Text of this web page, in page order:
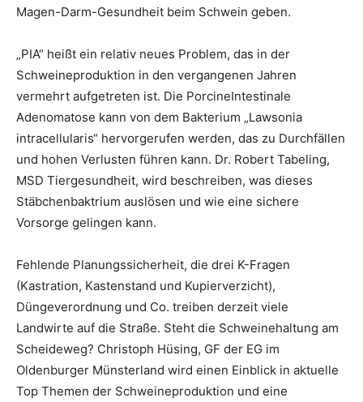
Magen-Darm-Gesundheit beim Schwein geben.
„PIA“ heißt ein relativ neues Problem, das in der
Schweineproduktion in den vergangenen Jahren
vermehrt aufgetreten ist. Die PorcineIntestinale
Adenomatose kann von dem Bakterium „Lawsonia
intracellularis“ hervorgerufen werden, das zu Durchfällen
und hohen Verlusten führen kann. Dr. Robert Tabeling,
MSD Tiergesundheit, wird beschreiben, was dieses
Stäbchenbaktrium auslösen und wie eine sichere
Vorsorge gelingen kann.
Fehlende Planungssicherheit, die drei K-Fragen
(Kastration, Kastenstand und Kupierverzicht),
Düngeverordnung und Co. treiben derzeit viele
Landwirte auf die Straße. Steht die Schweinehaltung am
Scheideweg? Christoph Hüsing, GF der EG im
Oldenburger Münsterland wird einen Einblick in aktuelle
Top Themen der Schweineproduktion und eine